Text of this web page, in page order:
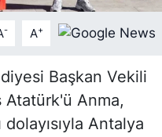
- A+
Başkan Vekili
Atatürk'ü Anma,
Antalya